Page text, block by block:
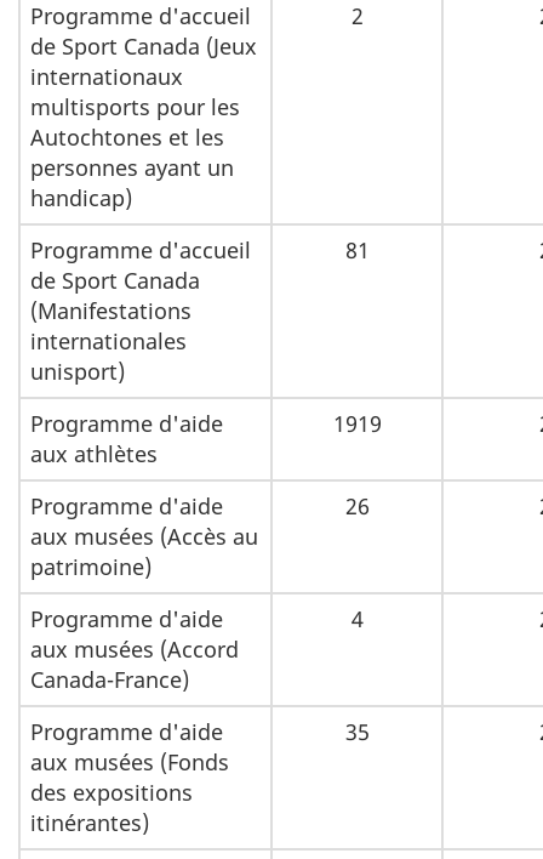
Programme d'accueil
de Sport Canada (Jeux
internationaux
multisports pour les
Autochtones et les
personnes ayant un
handicap)
2
Programme d'accueil
de Sport Canada
(Manifestations
internationales
unisport)
81
Programme d'aide
aux athlètes
1919
Programme d'aide
aux musées (Accès au
patrimoine)
26
Programme d'aide
aux musées (Accord
Canada-France)
4
Programme d'aide
aux musées (Fonds
des expositions
itinérantes)
35